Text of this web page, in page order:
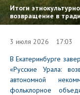
Итоги
возвращение в
3 июля 2026 17:03
В Екатеринбурге
«Русские Урала:
автономной
фольклорное